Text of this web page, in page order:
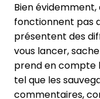
Bien évidemment,
fonctionnent pas
présentent des
vous lancer,
prend en compte l
tel que les
commentaires,